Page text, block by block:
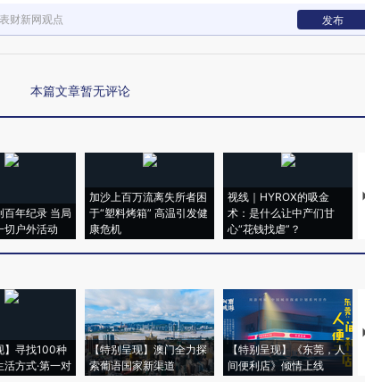
财新网观点 发布
本篇文章暂无评论
百年纪录 当局
切户外活动
加沙上百万流离失所者困
于“塑料烤箱” 高温引发健
康危机
视线｜HYROX的吸金
术：是什么让中产们甘
心“花钱找虐”？
】寻找100种
方式·第一对
【特别呈现】澳门全力探
索葡语国家新渠道
【特别呈现】《东莞，人
间便利店》倾情上线